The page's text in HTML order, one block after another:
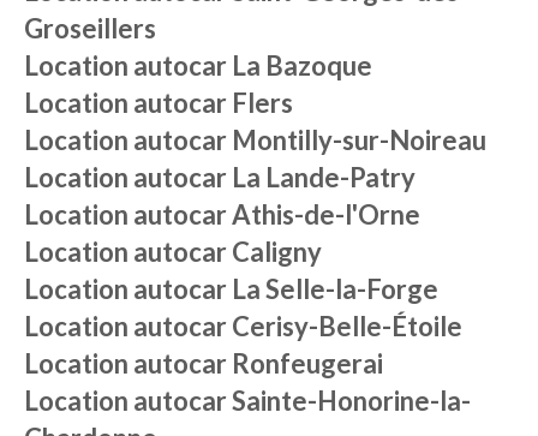
Groseillers
Location autocar La Bazoque
Location autocar Flers
Location autocar Montilly-sur-Noireau
Location autocar La Lande-Patry
Location autocarAthis-de-l'Orne
Location autocarCaligny
Location autocar La Selle-la-Forge
Location autocarCerisy-Belle-Étoile
Location autocar Ronfeugerai
Location autocarSainte-Honorine-la-